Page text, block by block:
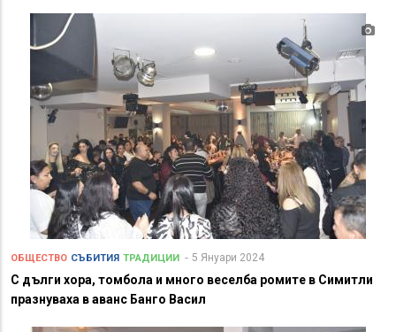
ОБЩЕСТВО СЪБИТИЯ ТРАДИЦИИ 5 Януари 2024
С дълги хора, томбола и много веселба ромите в Симитли
празнуваха в аванс Банго Васил